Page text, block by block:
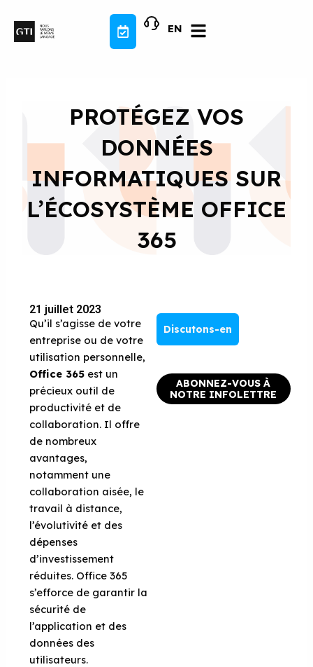
contenu
EN
PROTÉGEZ VOS
DONNÉES
INFORMATIQUES SUR
L’ÉCOSYSTÈME OFFICE
365
21 juillet 2023
Qu’il s’agisse de votre
entreprise ou de votre
utilisation personnelle,
Office 365 est un
précieux outil de
productivité et de
collaboration. Il offre
de nombreux
avantages,
notamment une
collaboration aisée, le
travail à distance,
l’évolutivité et des
dépenses
d’investissement
réduites. Office 365
s’efforce de garantir la
sécurité de
l’application et des
données des
utilisateurs.
Discutons-en
ABONNEZ-VOUS À
NOTRE INFOLETTRE